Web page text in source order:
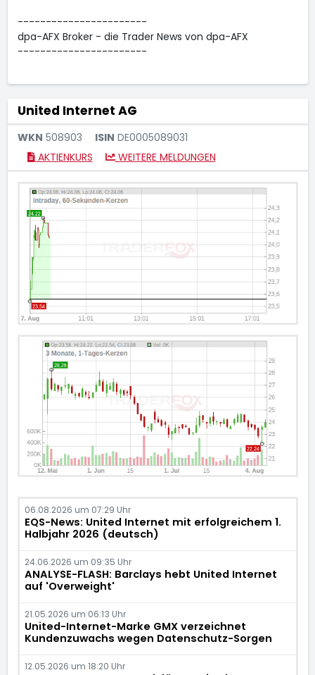
-----------------------
dpa-AFX Broker - die Trader News von dpa-AFX
-----------------------
United Internet AG
WKN 508903 ISIN DE0005089031
AKTIENKURS
WEITERE MELDUNGEN
06.08.2026 um 07:29 Uhr
EQS-News: United Internet mit erfolgreichem 1.
Halbjahr 2026 (deutsch)
24.06.2026 um 09:35 Uhr
ANALYSE-FLASH: Barclays hebt United Internet
auf 'Overweight'
21.05.2026 um 06:13 Uhr
United-Internet-Marke GMX verzeichnet
Kundenzuwachs wegen Datenschutz-Sorgen
12.05.2026 um 18:20 Uhr